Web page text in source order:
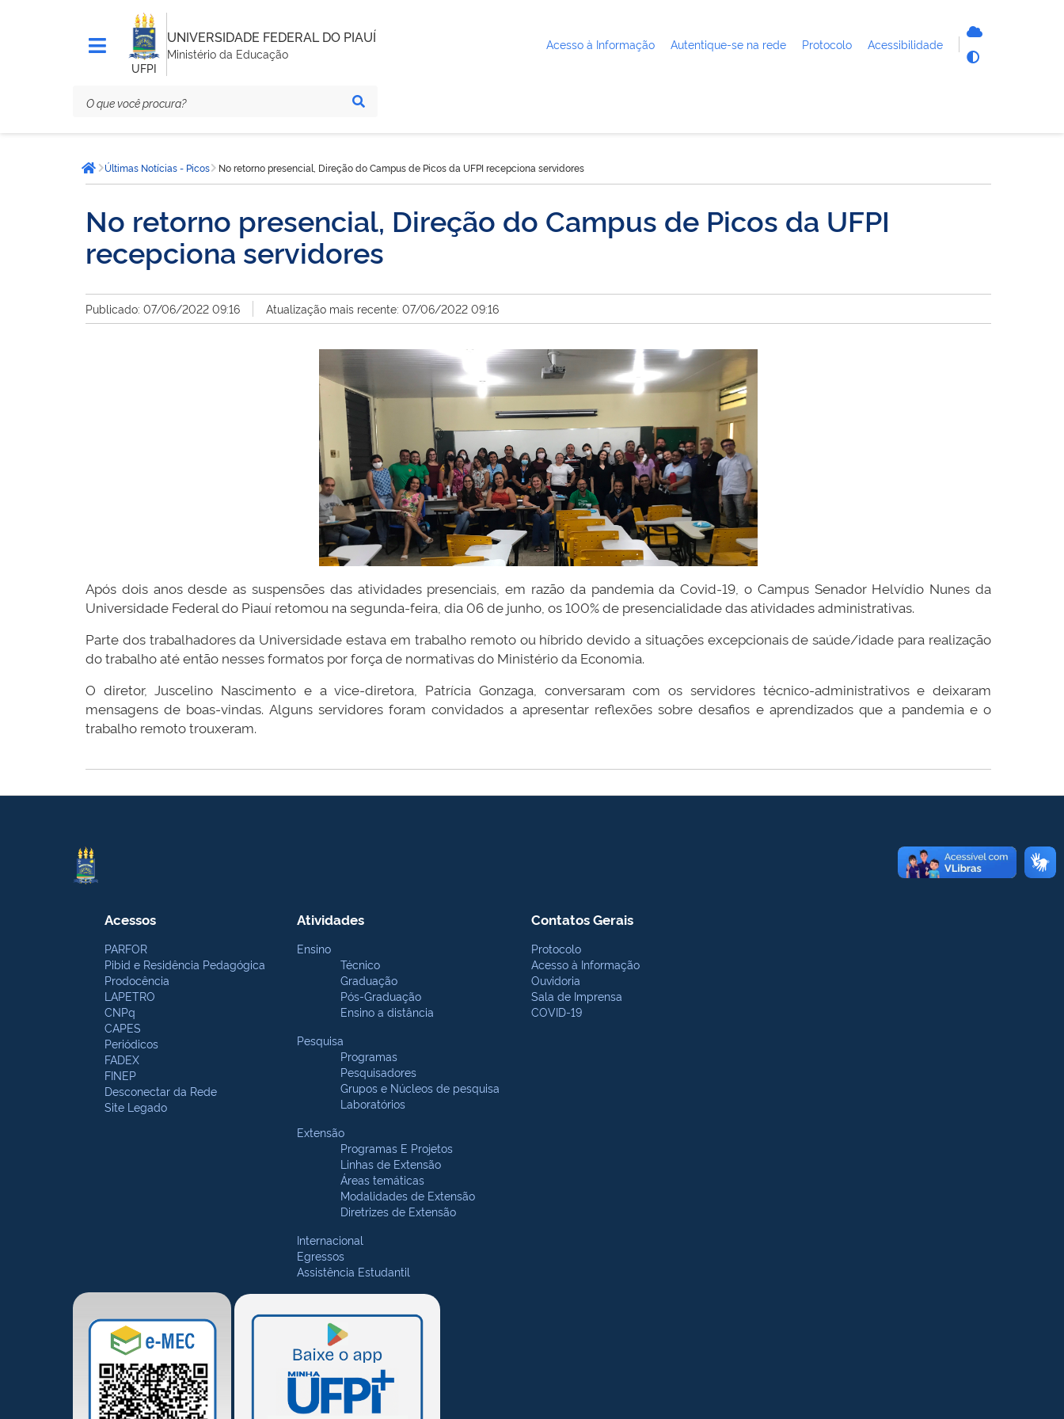
UFPI
UNIVERSIDADE FEDERAL DO PIAUÍ
Ministério da Educação
Acesso à Informação Autentique-se na rede Protocolo Acessibilidade
está
aqui:Página inicial
Últimas Notícias - Picos No retorno presencial, Direção do Campus de Picos da UFPI recepciona servidores
No retorno presencial, Direção do Campus de Picos da UFPI
recepciona servidores
Publicado: 07/06/2022 09:16 Atualização mais recente: 07/06/2022 09:16
Após dois anos desde as suspensões das atividades presenciais, em razão da pandemia da Covid-19, o Campus Senador Helvídio Nunes da
Universidade Federal do Piauí retomou na segunda-feira, dia 06 de junho, os 100% de presencialidade das atividades administrativas.
Parte dos trabalhadores da Universidade estava em trabalho remoto ou híbrido devido a situações excepcionais de saúde/idade para realização
do trabalho até então nesses formatos por força de normativas do Ministério da Economia.
O diretor, Juscelino Nascimento e a vice-diretora, Patrícia Gonzaga, conversaram com os servidores técnico-administrativos e deixaram
mensagens de boas-vindas. Alguns servidores foram convidados a apresentar reflexões sobre desafios e aprendizados que a pandemia e o
trabalho remoto trouxeram.
Acessos
PARFOR
Pibid e Residência Pedagógica
Prodocência
LAPETRO
CNPq
CAPES
Periódicos
FADEX
FINEP
Desconectar da Rede
Site Legado
Atividades
Ensino
Técnico
Graduação
Pós-Graduação
Ensino a distância
Pesquisa
Programas
Pesquisadores
Grupos e Núcleos de pesquisa
Laboratórios
Extensão
Programas E Projetos
Linhas de Extensão
Áreas temáticas
Modalidades de Extensão
Diretrizes de Extensão
Internacional
Egressos
Assistência Estudantil
Contatos Gerais
Protocolo
Acesso à Informação
Ouvidoria
Sala de Imprensa
COVID-19